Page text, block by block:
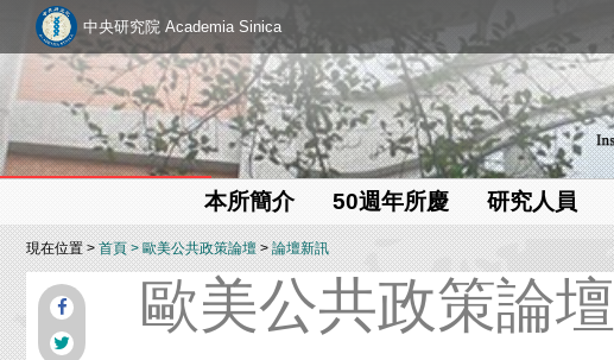
中央研究院 Academia Sinica
本所簡介 50週年所慶 研究人員
現在位置 >首頁 >歐美公共政策論壇>論壇新訊
歐美公共政策論壇